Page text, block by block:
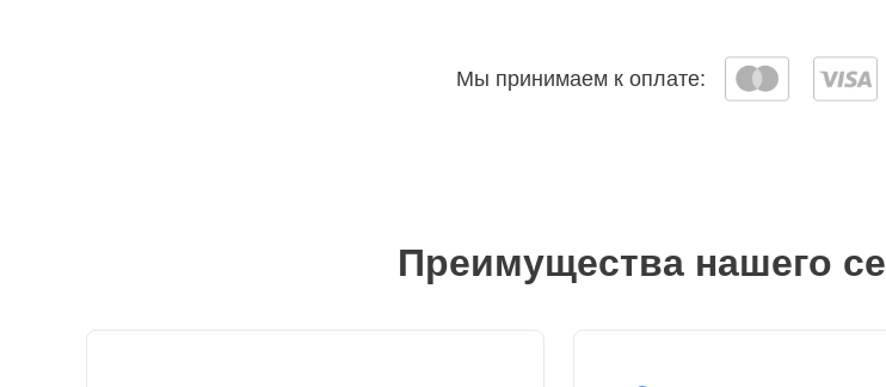
Мы принимаем к оплате:
Преимущества нашего